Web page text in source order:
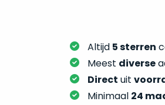
Altijd 5 sterren
Meest diverse
Direct uit
Minimaal 24